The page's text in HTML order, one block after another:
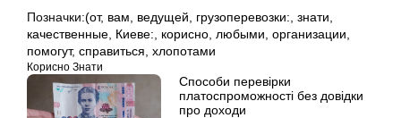
Позначки:(от, вам ведущей грузоперевозки: знати
качественные Киеве: корисно любыми организации
помогут, справиться хлопотами
Корисно Знати
Способи перевірки
платоспроможності без довідки
про доходи